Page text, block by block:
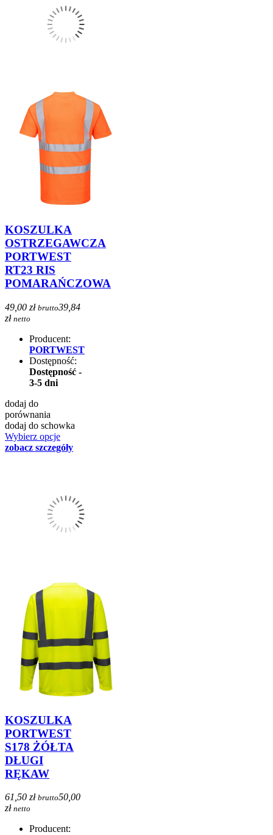
KOSZULKA
OSTRZEGAWCZA
PORTWEST
RT23 RIS
POMARAŃCZOWA
49,00 zł brutto39,84
zł netto
Producent:
PORTWEST
Dostępność:
Dostępność -
3-5 dni
dodaj do
porównania
dodaj do schowka
Wybierz opcje
zobacz szczegóły
KOSZULKA
PORTWEST
S178 ŻÓŁTA
DŁUGI
RĘKAW
61,50 zł brutto50,00
zł netto
Producent: